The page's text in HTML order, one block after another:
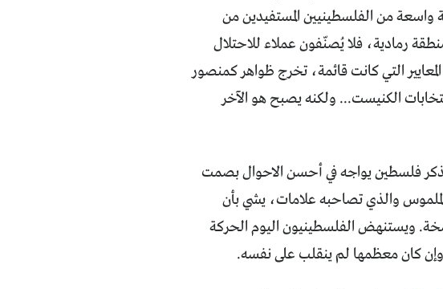
من الفلسطينيين المستفيدين من
رمادية، فلا يُصنّفون عملاء للاحتلال
التي كانت قائمة، تخرج ظواهر كمنصور
الكنيست... ولكنه يصبح هو الآخر
يذكر فلسطين يواجه في أحسن الاحوال بصمت
والذي تصاحبه علامات، يشي بأن
ويستنهض الفلسطينيون اليوم الحركة
كان معظمها لم ينقلب على نفسه.